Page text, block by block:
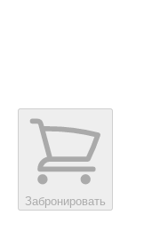
Забронировать